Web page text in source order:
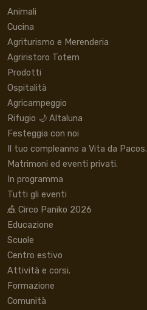
Animali
Cucina
Agriturismo e Merenderia
Agriristoro Totem
Prodotti
Ospitalità
Agricampeggio
Rifugio 🌙 Altaluna
Festeggia con noi
Il tuo compleanno a Vita da Pacos.
Matrimoni ed eventi privati.
In programma
Tutti gli eventi
🎪 Circo Paniko 2026
Educazione
Scuole
Centro estivo
Attività e corsi.
Formazione
Comunità